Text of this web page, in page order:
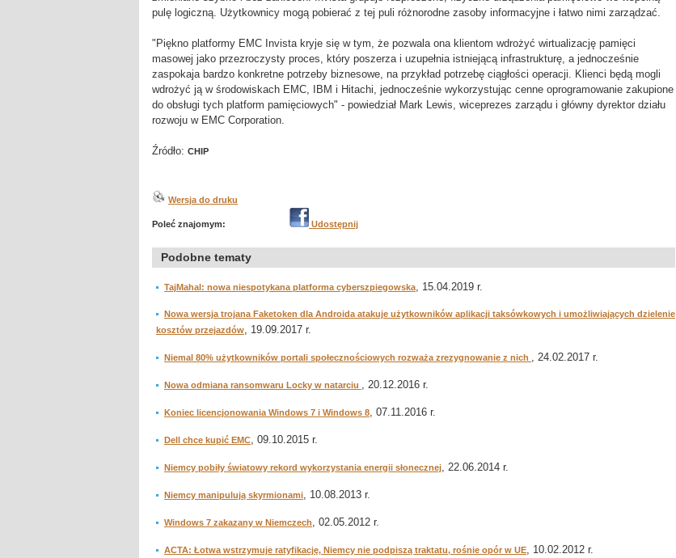
pulę logiczną. Użytkownicy mogą pobierać z tej puli różnorodne zasoby informacyjne i łatwo nimi zarządzać.
"Piękno platformy EMC Invista kryje się w tym, że pozwala ona klientom wdrożyć wirtualizację pamięci
masowej jako przezroczysty proces, który poszerza i uzupełnia istniejącą infrastrukturę, a jednocześnie
zaspokaja bardzo konkretne potrzeby biznesowe, na przykład potrzebę ciągłości operacji. Klienci będą mogli
wdrożyć ją w środowiskach EMC, IBM i Hitachi, jednocześnie wykorzystując cenne oprogramowanie zakupione
do obsługi tych platform pamięciowych" - powiedział Mark Lewis, wiceprezes zarządu i główny dyrektor działu
rozwoju w EMC Corporation.
Źródło: CHIP
Wersja do druku
Poleć znajomym: Udostępnij
Podobne tematy
TajMahal: nowa niespotykana platforma cyberszpiegowska, 15.04.2019 r.
Nowa wersja trojana Faketoken dla Androida atakuje użytkowników aplikacji taksówkowych i umożliwiających dzielenie
kosztów przejazdów, 19.09.2017 r.
Niemal 80% użytkowników portali społecznościowych rozważa zrezygnowanie z nich , 24.02.2017 r.
Nowa odmiana ransomwaru Locky w natarciu , 20.12.2016 r.
Koniec licencjonowania Windows 7 i Windows 8, 07.11.2016 r.
Dell chce kupić EMC, 09.10.2015 r.
Niemcy pobiły światowy rekord wykorzystania energii słonecznej, 22.06.2014 r.
Niemcy manipulują skyrmionami, 10.08.2013 r.
Windows 7 zakazany w Niemczech, 02.05.2012 r.
ACTA: Łotwa wstrzymuje ratyfikację, Niemcy nie podpiszą traktatu, rośnie opór w UE, 10.02.2012 r.